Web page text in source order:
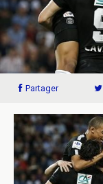
Partager